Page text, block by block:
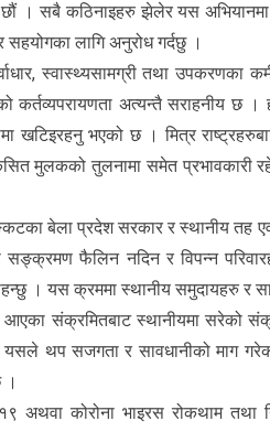
। सबै कठिनाइहरु झेलेर यस अभियानमा
सहयोगका लागि अनुरोध गर्दछु ।
स्वास्थ्यसामग्री तथा उपकरणका
कर्तव्यपरायणता अत्यन्तै सराहनीय छ ।
खटिइरहनु भएको छ । मित्र
मुलकको तुलनामा समेत प्रभावकारी
बेला प्रदेश सरकार र स्थानीय तह
फैलिन नदिन र विपन्न
। यस क्रममा स्थानीय समुदायहरु
आएका संक्रमितबाट स्थानीयमा सरेको
थप सजगता र सावधानीको माग
।
अथवा कोरोना भाइरस रोकथाम